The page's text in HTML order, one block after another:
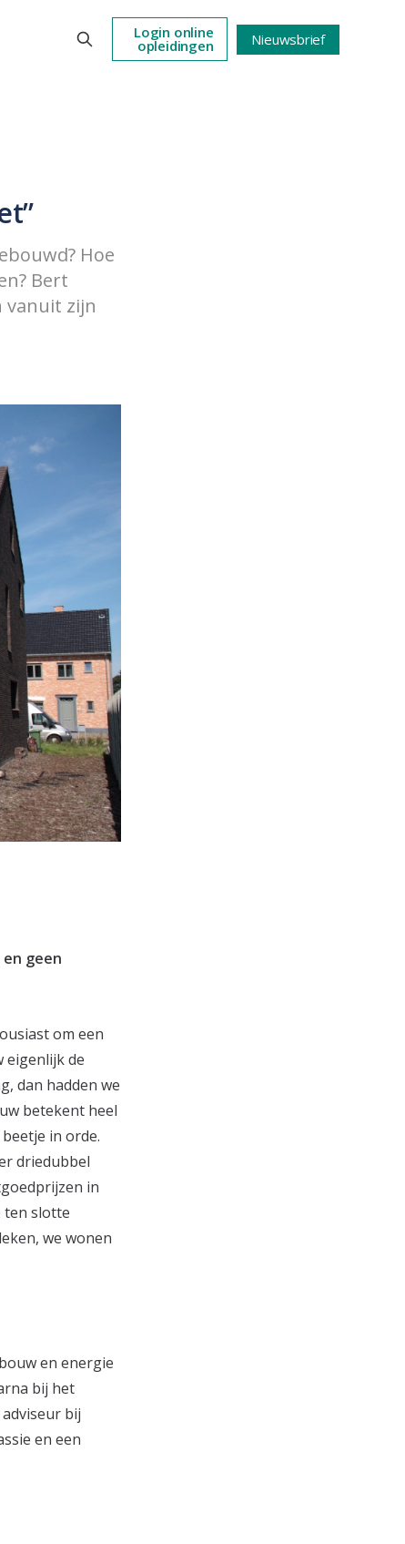
Login online
opleidingen Nieuwsbrief
Hoe
Bert
vanuit zijn
geen
om een
eigenlijk de
dan hadden we
betekent heel
in orde.
driedubbel
in
ten slotte
we wonen
en energie
bij het
bij
en een